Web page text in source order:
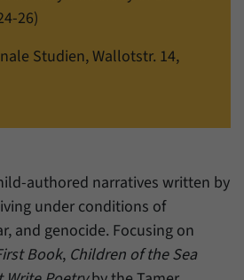
26)
Studien, Wallotstr. 14,
authored narratives written by
under conditions of
and genocide. Focusing on
Book, Children of the Sea
Transregionale Studien e.V.
Cookie wird verwendet, um Ihre
Transregionale Studien e.V.
anzeigen
wir Statistiken über die Nutzung der
Sie stehen nur dem Forum
anzeigen